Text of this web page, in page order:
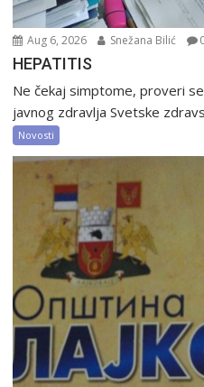
Aug 6, 2026 Snežana Bilić
HEPATITIS
Ne čekaj simptome, proveri
javnog zdravlja Svetske
Novosti